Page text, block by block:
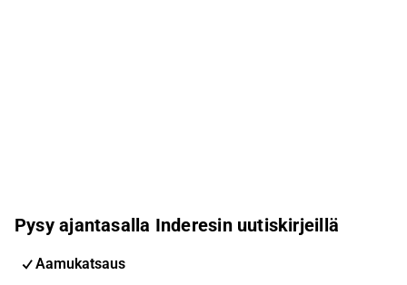
Pysy ajantasalla Inderesin uutiskirjeillä
Aamukatsaus